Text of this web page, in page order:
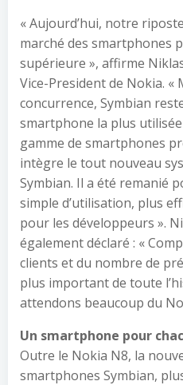
« Aujourd’hui, notre
marché des smartphones
supérieure », affirme
Vice-President de Nokia. «
concurrence, Symbian
smartphone la plus
gamme de smartphones
intègre le tout nouveau
Symbian. Il a été remanié
simple d’utilisation, plus
pour les développeurs ».
également déclaré : «
clients et du nombre de
plus important de toute
attendons beaucoup du
Un smartphone pour
Outre le Nokia N8, la
smartphones Symbian,